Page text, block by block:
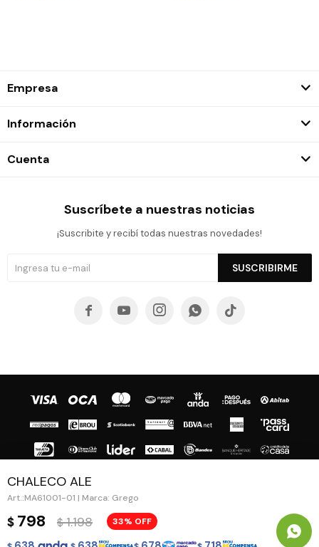
CHALECO ALE
MA61001-01 | Marca: Grego
$ 798 $ 1.198 33
Empresa
Información
Cuenta
Suscríbete a nuestras noticias
¡Suscribite y recibí todas nuestras novedades!
SUSCRIBIRME
    